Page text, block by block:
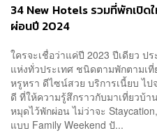
34 New Hotels รวมที่พักเปิ
ผ่อนปี 2024
ใครจะเชื่อว่าแค่ปี 2023 ปีเดียว ป
แห่งทั่วประเทศ ชนิดตามพักตามเ
หรูหรา ดีไซน์สวย บริการเนี้ยบ ไ
ดี ที่ให้ความรู้สึกราวกับมาเที่ยวบ้
หมุดไว้พักผ่อน ไม่ว่าจะ
แบบ Family Weekend ปั...